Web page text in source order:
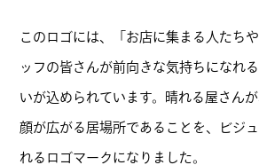
このロゴには、「お店に集まる人たち
ッフの皆さんが前向きな気持ちになれ
いが込められています。晴れる屋さん
顔が広がる居場所であることを、ビジ
れるロゴマークになりました。